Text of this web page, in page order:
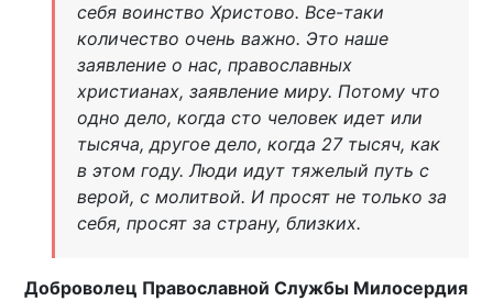
себя воинство Христово. Все-таки
количество очень важно. Это наше
заявление о нас, православных
христианах, заявление миру. Потому что
одно дело, когда сто человек идет или
тысяча, другое дело, когда 27 тысяч, как
в этом году. Люди идут тяжелый путь с
верой, с молитвой. И просят не только за
себя, просят за страну, близких.
Доброволец Православной Службы Милосердия